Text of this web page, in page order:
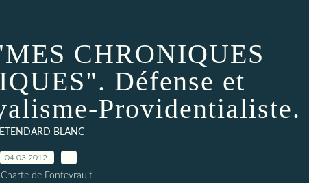
CHRONIQUES
Défense et
Providentialiste.
BLANC
04.03.2012
Charte de Fontevrault